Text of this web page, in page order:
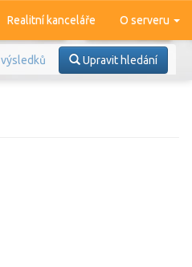
Realitní kanceláře O serveru
výsledků Upravit hledání